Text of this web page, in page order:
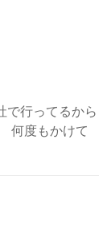
で行ってるから
何度もかけて